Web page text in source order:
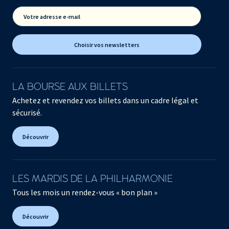
Votre adresse e-mail
Choisir vos newsletters
LA BOURSE AUX BILLETS
Achetez et revendez vos billets dans un cadre légal et
sécurisé.
Découvrir
LES MARDIS DE LA PHILHARMONIE
Tous les mois un rendez-vous « bon plan »
Découvrir